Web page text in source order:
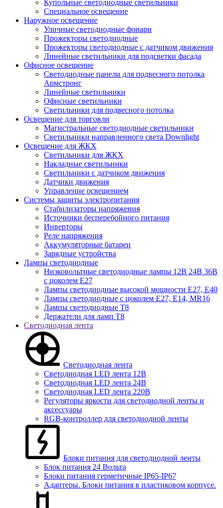
Купольные светодиодные светильники
Специальное освещение
Наружное освещение
Уличные светодиодные фонари
Прожекторы светодиодные
Прожекторы светодиодные с датчиком движения
Линейные светильники для подсветки фасада
Офисное освещение
Cветодиодные панели для подвесного потолка
Армстронг
Линейные светильники
Офисные светильники
Светильники для подвесного потолка
Освещение для торговли
Магистральные светодиодные светильники
Светильники направленного света Downlight
Освещение для ЖКХ
Светильники для ЖКХ
Накладные светильники
Светильники с датчиком движения
Датчики движения
Управление освещением
Системы защиты электропитания
Стабилизаторы напряжения
Источники бесперебойного питания
Инверторы
Реле напряжения
Аккумуляторные батареи
Зарядные устройства
Лампы светодиодные
Низковольтные светодиодные лампы 12В 24В 36В
с цоколем Е27
Лампы светодиодные высокой мощности Е27, Е40
Лампы светодиодные с цоколем Е27, Е14, MR16
Лампы светодиодные Т8
Держатели для ламп T8
Светодиодная лента
Светодиодная лента
Светодиодная LED лента 12В
Светодиодная LED лента 24В
Светодиодная LED лента 220В
Регуляторы яркости для светодиодной ленты и
аксессуары
RGB-контроллер для светодиодной ленты
Блоки питания для светодиодной ленты
Блок питания 24 Вольта
Блоки питания герметичные IP65-IP67
Адаптеры. Блоки питания в пластиковом корпусе.